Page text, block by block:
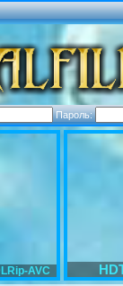
Пароль:
AVC